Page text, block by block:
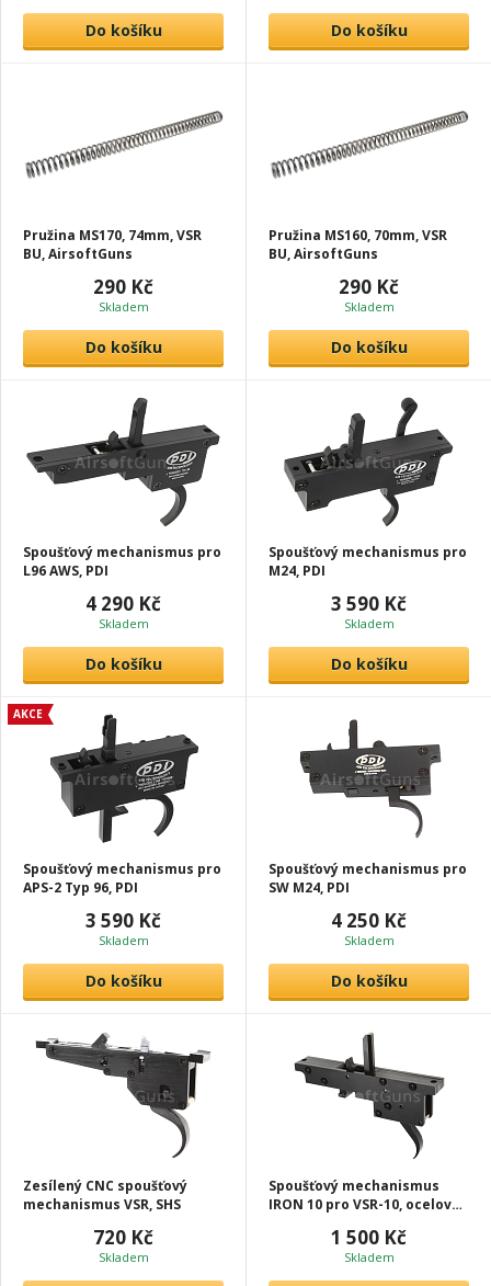
Do košíku Do košíku
Pružina MS170, 74mm, VSR
BU, AirsoftGuns
290 Kč
Skladem
Do košíku
Pružina MS160, 70mm, VSR
BU, AirsoftGuns
290 Kč
Skladem
Do košíku
Spoušťový mechanismus pro
L96 AWS, PDI
4 290 Kč
Skladem
Do košíku
Spoušťový mechanismus pro
M24, PDI
3 590 Kč
Skladem
Do košíku
Spoušťový mechanismus pro
APS-2 Typ 96, PDI
3 590 Kč
Skladem
AKCE
Do košíku
Spoušťový mechanismus pro
SW M24, PDI
4 250 Kč
Skladem
Do košíku
Zesílený CNC spoušťový
mechanismus VSR, SHS
720 Kč
Skladem
Spoušťový mechanismus
IRON 10 pro VSR-10, ocelový,
1 500 Kč
Skladem